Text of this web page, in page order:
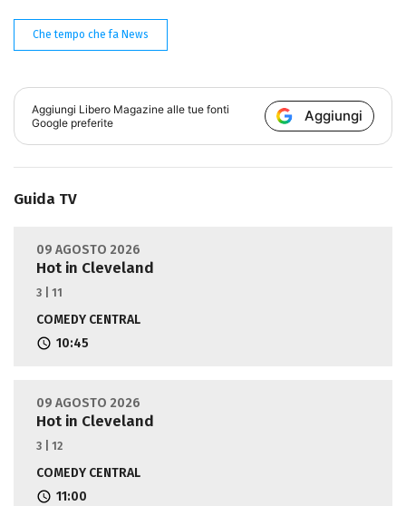
Che tempo che fa News
Aggiungi Libero Magazine alle tue fonti
Google preferite
Aggiungi
Guida TV
09 AGOSTO 2026
Hot in Cleveland
3 | 11
COMEDY CENTRAL
10:45
09 AGOSTO 2026
Hot in Cleveland
3 | 12
COMEDY CENTRAL
11:00